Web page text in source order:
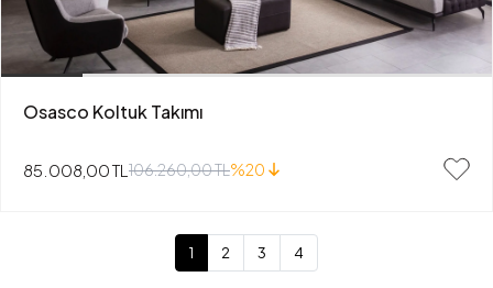
Osasco Koltuk Takımı
85.008,00 TL 106.260,00 TL%20
1 2 3 4